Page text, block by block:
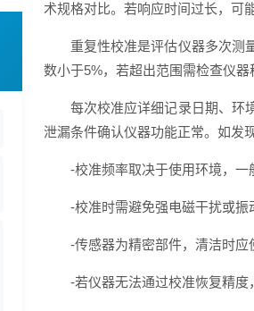
术规格对比。若响应时间过长，可
重复性校准是评估仪器多次测
数小于5%，若超出范围需检查仪器
每次校准应详细记录日期、环
泄漏条件确认仪器功能正常。如发
-校准频率取决于使用环境，一
-校准时需避免强电磁干扰或振
-传感器为精密部件，清洁时应
-若仪器无法通过校准恢复精度